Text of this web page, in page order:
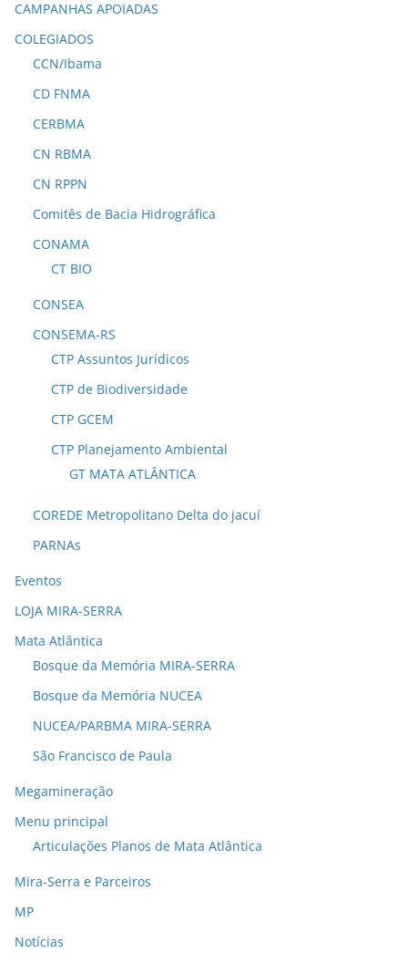
CAMPANHAS APOIADAS
COLEGIADOS
CCN/Ibama
CD FNMA
CERBMA
CN RBMA
CN RPPN
Comitês de Bacia Hidrográfica
CONAMA
CT BIO
CONSEA
CONSEMA-RS
CTP Assuntos Jurídicos
CTP de Biodiversidade
CTP GCEM
CTP Planejamento Ambiental
GT MATA ATLÂNTICA
COREDE Metropolitano Delta do jacuí
PARNAs
Eventos
LOJA MIRA-SERRA
Mata Atlântica
Bosque da Memória MIRA-SERRA
Bosque da Memória NUCEA
NUCEA/PARBMA MIRA-SERRA
São Francisco de Paula
Megamineração
Menu principal
Articulações Planos de Mata Atlântica
Mira-Serra e Parceiros
MP
Notícias